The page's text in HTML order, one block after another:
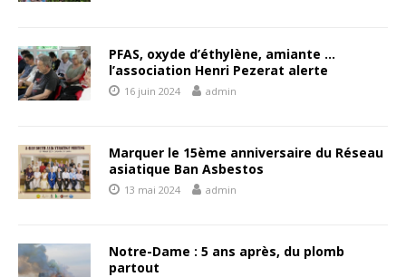
PFAS, oxyde d’éthylène, amiante …
l’association Henri Pezerat alerte
16 juin 2024 admin
Marquer le 15ème anniversaire du Réseau
asiatique Ban Asbestos
13 mai 2024 admin
Notre-Dame : 5 ans après, du plomb
partout